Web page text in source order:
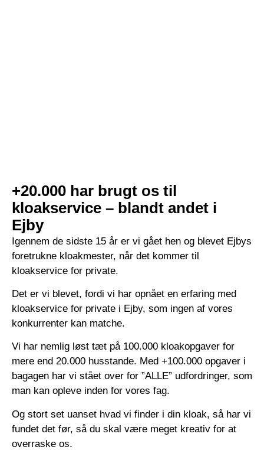
+20.000 har brugt os til
kloakservice – blandt andet i
Ejby
Igennem de sidste 15 år er vi gået hen og blevet Ejbys
foretrukne kloakmester, når det kommer til
kloakservice for private.
Det er vi blevet, fordi vi har opnået en erfaring med
kloakservice for private i Ejby, som ingen af vores
konkurrenter kan matche.
Vi har nemlig løst tæt på 100.000 kloakopgaver for
mere end 20.000 husstande. Med +100.000 opgaver i
bagagen har vi stået over for ”ALLE” udfordringer, som
man kan opleve inden for vores fag.
Og stort set uanset hvad vi finder i din kloak, så har vi
fundet det før, så du skal være meget kreativ for at
overraske os.